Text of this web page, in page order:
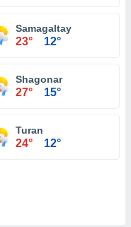
Samagaltay
23° 12°
Shagonar
27° 15°
Turan
24° 12°